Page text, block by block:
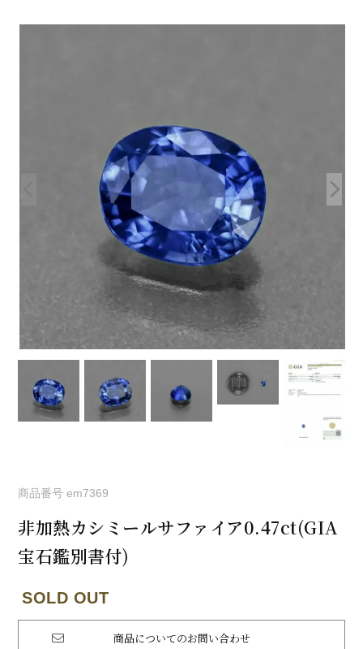
商品番号 em7369
非加熱カシミールサファイア0.47ct(GIA
宝石鑑別書付)
商品についてのお問い合わせ